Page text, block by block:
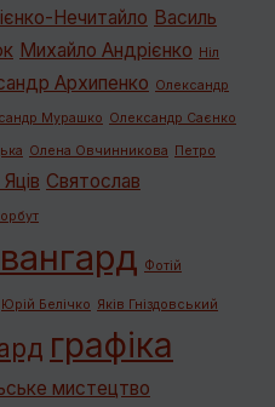
Нечитайло Василь
Михайло Андрієнко Ніл
Архипенко Олександр
Мурашко Олександр Саєнко
Олена Овчинникова Петро
Святослав
Фотій
Юрій Белічко Яків Гніздовський
графiка
мистецтво